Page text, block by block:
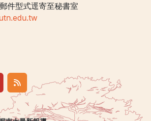
件型式逕寄至秘書室